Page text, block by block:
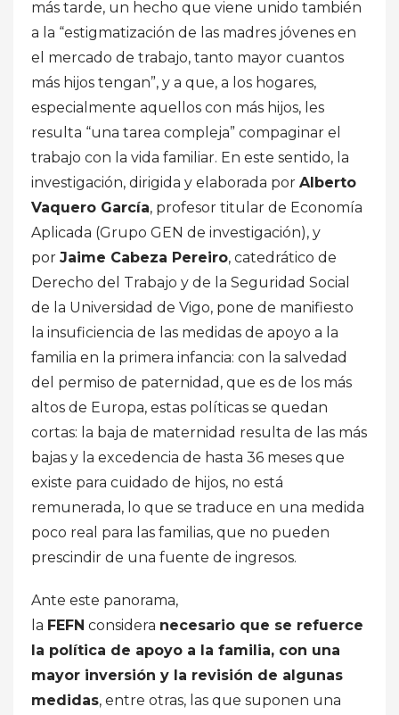
más tarde, un hecho que viene unido también
a la “estigmatización de las madres jóvenes en
el mercado de trabajo, tanto mayor cuantos
más hijos tengan”, y a que, a los hogares,
especialmente aquellos con más hijos, les
resulta “una tarea compleja” compaginar el
trabajo con la vida familiar. En este sentido, la
investigación, dirigida y elaborada por Alberto
Vaquero García, profesor titular de Economía
Aplicada (Grupo GEN de investigación), y
por Jaime Cabeza Pereiro, catedrático de
Derecho del Trabajo y de la Seguridad Social
de la Universidad de Vigo, pone de manifiesto
la insuficiencia de las medidas de apoyo a la
familia en la primera infancia: con la salvedad
del permiso de paternidad, que es de los más
altos de Europa, estas políticas se quedan
cortas: la baja de maternidad resulta de las más
bajas y la excedencia de hasta 36 meses que
existe para cuidado de hijos, no está
remunerada, lo que se traduce en una medida
poco real para las familias, que no pueden
prescindir de una fuente de ingresos.
Ante este panorama,
la FEFN considera necesario que se refuerce
la política de apoyo a la familia, con una
mayor inversión y la revisión de algunas
medidas, entre otras, las que suponen una